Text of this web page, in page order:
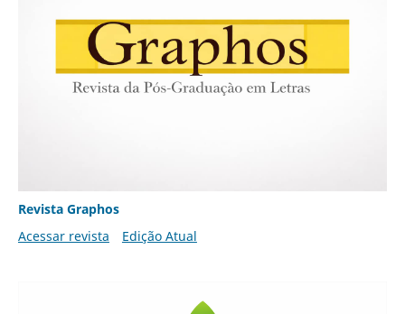
Revista Graphos
Acessar revista
Edição Atual